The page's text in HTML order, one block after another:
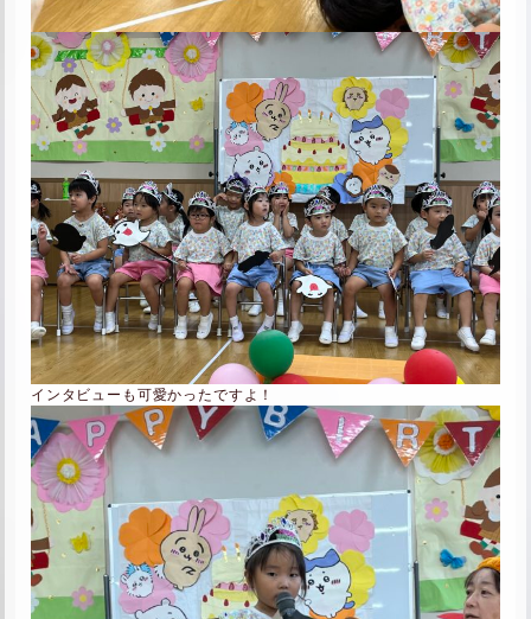
インタビューも可愛かったですよ！